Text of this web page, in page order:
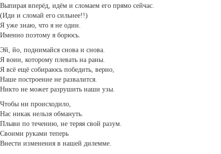
Выпирая вперёд, идём и сломаем его прямо сейчас.
(Иди и сломай его сильнее!!)
Я уже знаю, что я не один.
Именно поэтому я борюсь.
Эй, йо, поднимайся снова и снова.
Я воин, которому плевать на раны.
Я всё ещё собираюсь победить, верно,
Наше построение не развалится.
Никто не может разрушить наши узы.
Чтобы ни происходило,
Нас никак нельзя обмануть.
Плыви по течению, не теряя свой разум.
Своими руками теперь
Внести изменения в нашей дилемме.